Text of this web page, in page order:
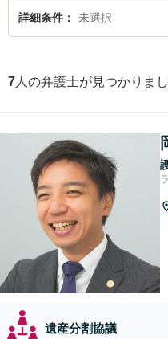
士に相談予約したい』などでお困り
詳細条件 未選択
7 人の弁護士が見つかりま
遺産分割協議